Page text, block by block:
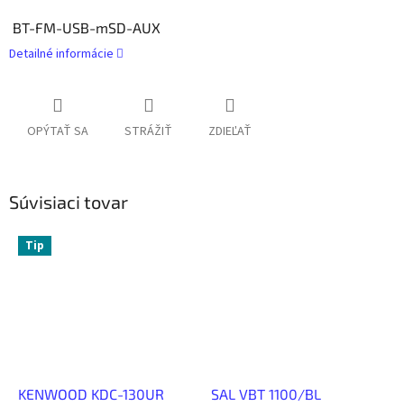
BT-FM-USB-mSD-AUX
Detailné informácie
OPÝTAŤ SA STRÁŽIŤ ZDIEĽAŤ
Súvisiaci tovar
Tip
KENWOOD KDC-130UR SAL VBT 1100/BL